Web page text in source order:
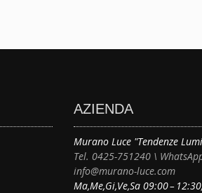
AZIENDA
Murano Luce "Tendenze
Tel. 0425-751240 \
info@murano-luce.com
Ma,Me,Gi,Ve,Sa 09:00 –